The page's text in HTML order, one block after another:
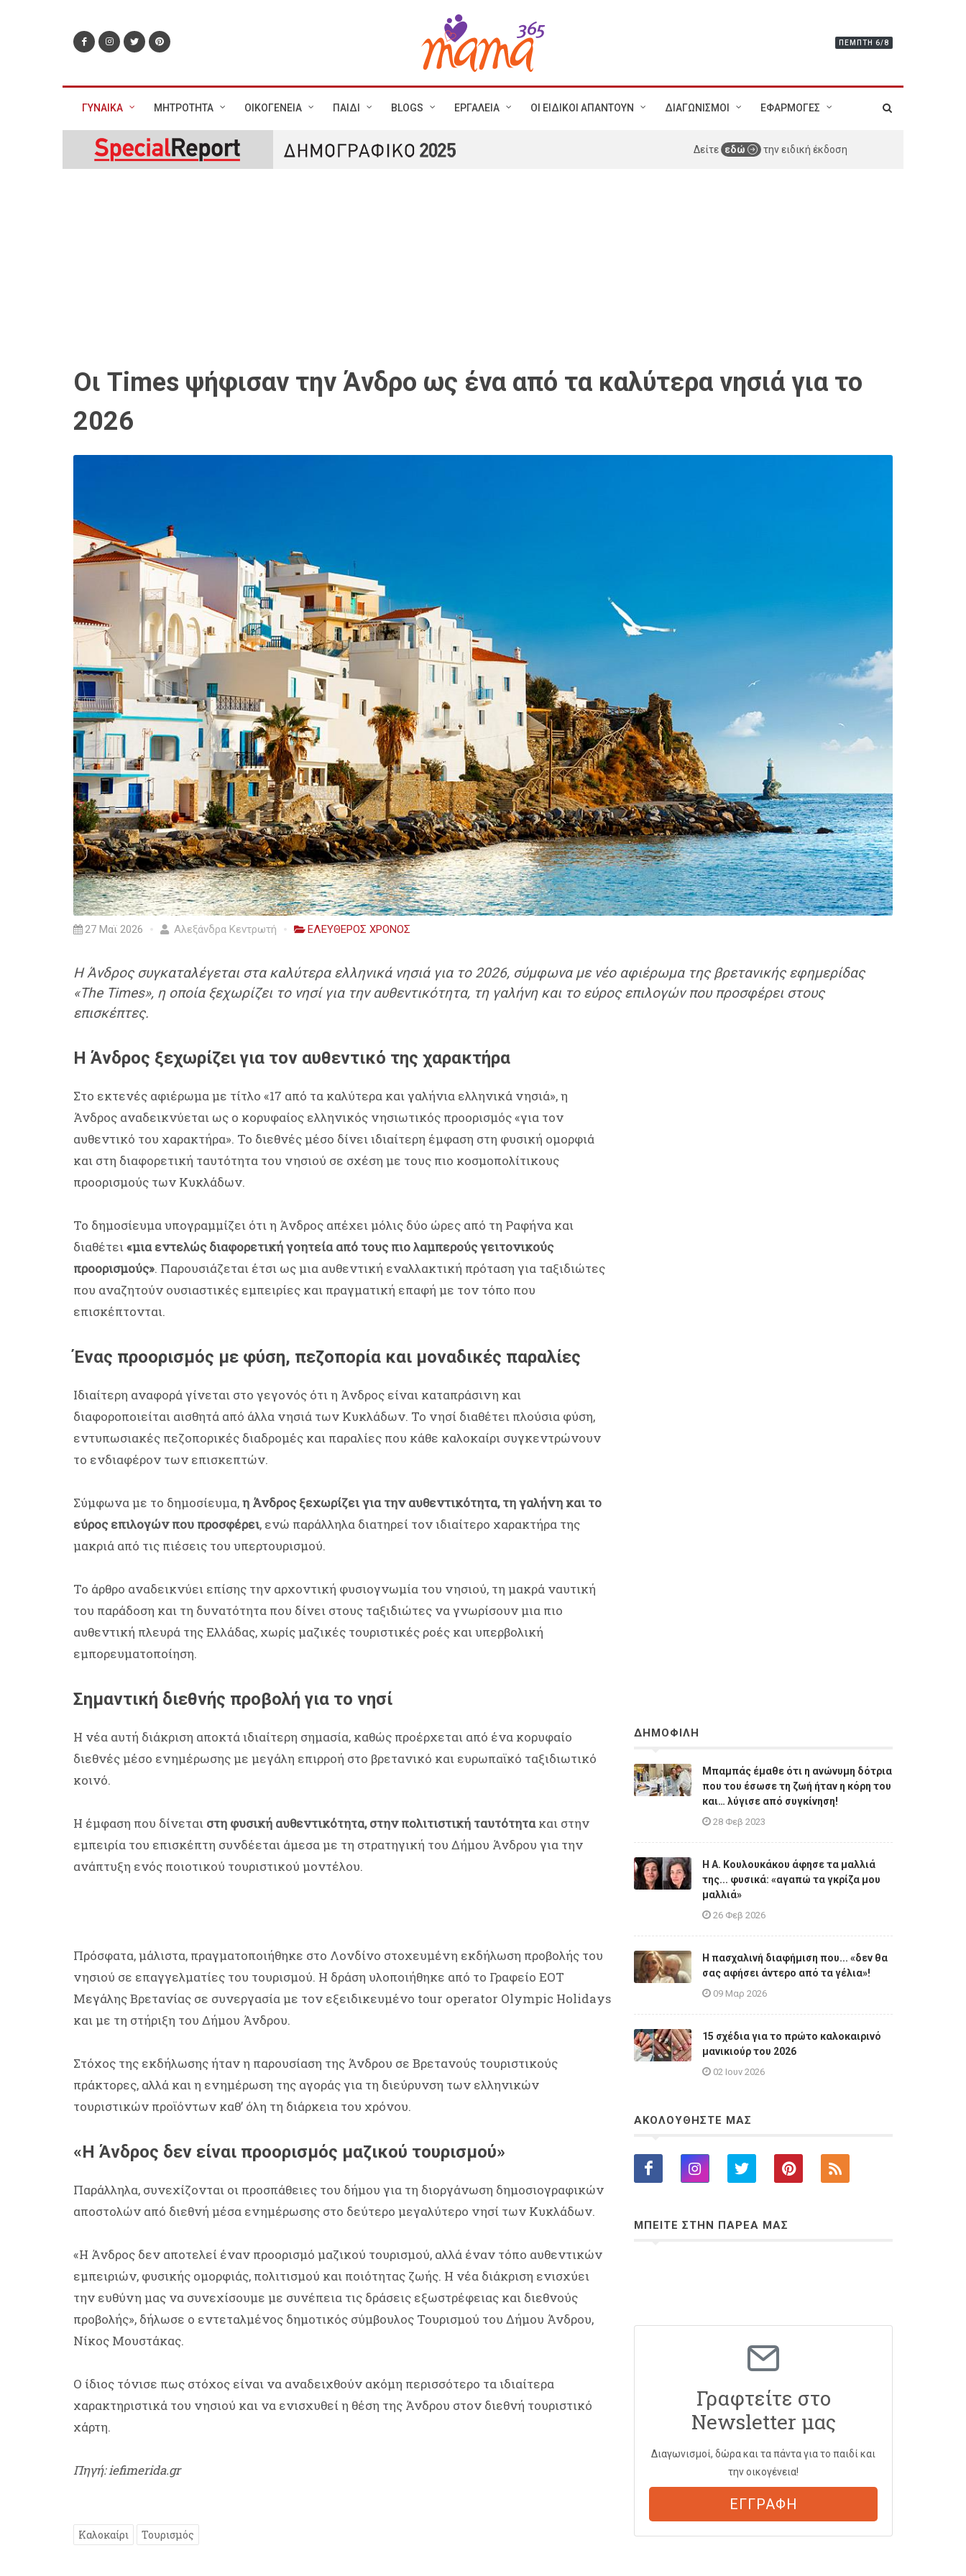
ΠΈΜΠΤΗ 6/8
ΓΥΝΑΙΚΑ ΜΗΤΡΟΤΗΤΑ ΟΙΚΟΓΕΝΕΙΑ ΠΑΙΔΙ BLOGS ΕΡΓΑΛΕΙΑ ΟΙ ΕΙΔΙΚΟΙ ΑΠΑΝΤΟΥΝ ΔΙΑΓΩΝΙΣΜΟΙ ΕΦΑΡΜΟΓΕΣ
Δείτε εδώ την ειδική έκδοση
Οι Times ψήφισαν την Άνδρο ως ένα από τα καλύτερα νησιά για το
2026
27 Μαϊ 2026 Αλεξάνδρα Κεντρωτή ΕΛΕΥΘΕΡΟΣ ΧΡΟΝΟΣ
Η Άνδρος συγκαταλέγεται στα καλύτερα ελληνικά νησιά για το 2026, σύμφωνα με νέο αφιέρωμα της βρετανικής εφημερίδας
«The Times», η οποία ξεχωρίζει το νησί για την αυθεντικότητα, τη γαλήνη και το εύρος επιλογών που προσφέρει στους
επισκέπτες.
Η Άνδρος ξεχωρίζει για τον αυθεντικό της χαρακτήρα
Στο εκτενές αφιέρωμα με τίτλο «17 από τα καλύτερα και γαλήνια ελληνικά νησιά», η
Άνδρος αναδεικνύεται ως ο κορυφαίος ελληνικός νησιωτικός προορισμός «για τον
αυθεντικό του χαρακτήρα». Το διεθνές μέσο δίνει ιδιαίτερη έμφαση στη φυσική ομορφιά
και στη διαφορετική ταυτότητα του νησιού σε σχέση με τους πιο κοσμοπολίτικους
προορισμούς των Κυκλάδων.
Το δημοσίευμα υπογραμμίζει ότι η Άνδρος απέχει μόλις δύο ώρες από τη Ραφήνα και
διαθέτει«μια εντελώς διαφορετική γοητεία από τους πιο λαμπερούς γειτονικούς
προορισμούς». Παρουσιάζεται έτσι ως μια αυθεντική εναλλακτική πρόταση για ταξιδιώτες
που αναζητούν ουσιαστικές εμπειρίες και πραγματική επαφή με τον τόπο που
επισκέπτονται.
Ένας προορισμός με φύση, πεζοπορία και μοναδικές παραλίες
Ιδιαίτερη αναφορά γίνεται στο γεγονός ότι η Άνδρος είναι καταπράσινη και
διαφοροποιείται αισθητά από άλλα νησιά των Κυκλάδων. Το νησί διαθέτει πλούσια φύση,
εντυπωσιακές πεζοπορικές διαδρομές και παραλίες που κάθε καλοκαίρι συγκεντρώνουν
το ενδιαφέρον των επισκεπτών.
Σύμφωνα με το δημοσίευμα,η Άνδρος ξεχωρίζει για την αυθεντικότητα, τη γαλήνη και το
εύρος επιλογών που προσφέρει, ενώ παράλληλα διατηρεί τον ιδιαίτερο χαρακτήρα της
μακριά από τις πιέσεις του υπερτουρισμού.
Το άρθρο αναδεικνύει επίσης την αρχοντική φυσιογνωμία του νησιού, τη μακρά ναυτική
του παράδοση και τη δυνατότητα που δίνει στους ταξιδιώτες να γνωρίσουν μια πιο
αυθεντική πλευρά της Ελλάδας, χωρίς μαζικές τουριστικές ροές και υπερβολική
εμπορευματοποίηση.
Σημαντική διεθνής προβολή για το νησί
Η νέα αυτή διάκριση αποκτά ιδιαίτερη σημασία, καθώς προέρχεται από ένα κορυφαίο
διεθνές μέσο ενημέρωσης με μεγάλη επιρροή στο βρετανικό και ευρωπαϊκό ταξιδιωτικό
κοινό.
Η έμφαση που δίνεται στη φυσική αυθεντικότητα, στην πολιτιστική ταυτότητακαι στην
εμπειρία του επισκέπτη συνδέεται άμεσα με τη στρατηγική του Δήμου Άνδρου για την
ανάπτυξη ενός ποιοτικού τουριστικού μοντέλου.
Πρόσφατα, μάλιστα, πραγματοποιήθηκε στο Λονδίνο στοχευμένη εκδήλωση προβολής του
νησιού σε επαγγελματίες του τουρισμού. Η δράση υλοποιήθηκε από το Γραφείο ΕΟΤ
Μεγάλης Βρετανίας σε συνεργασία με τον εξειδικευμένο tour operator Olympic Holidays
και με τη στήριξη του Δήμου Άνδρου.
Στόχος της εκδήλωσης ήταν η παρουσίαση της Άνδρου σε Βρετανούς τουριστικούς
πράκτορες, αλλά και η ενημέρωση της αγοράς για τη διεύρυνση των ελληνικών
τουριστικών προϊόντων καθ’ όλη τη διάρκεια του χρόνου.
«Η Άνδρος δεν είναι προορισμός μαζικού τουρισμού»
Παράλληλα, συνεχίζονται οι προσπάθειες του δήμου για τη διοργάνωση δημοσιογραφικών
αποστολών από διεθνή μέσα ενημέρωσης στο δεύτερο μεγαλύτερο νησί των Κυκλάδων.
«Η Άνδρος δεν αποτελεί έναν προορισμό μαζικού τουρισμού, αλλά έναν τόπο αυθεντικών
εμπειριών, φυσικής ομορφιάς, πολιτισμού και ποιότητας ζωής. Η νέα διάκριση ενισχύει
την ευθύνη μας να συνεχίσουμε με συνέπεια τις δράσεις εξωστρέφειας και διεθνούς
προβολής», δήλωσε ο εντεταλμένος δημοτικός σύμβουλος Τουρισμού του Δήμου Άνδρου,
Νίκος Μουστάκας.
Ο ίδιος τόνισε πως στόχος είναι να αναδειχθούν ακόμη περισσότερο τα ιδιαίτερα
χαρακτηριστικά του νησιού και να ενισχυθεί η θέση της Άνδρου στον διεθνή τουριστικό
χάρτη.
Πηγή: iefimerida.gr
Καλοκαίρι Τουρισμός
ΔΗΜΟΦΙΛΗ
Μπαμπάς έμαθε ότι η ανώνυμη δότρια
που του έσωσε τη ζωή ήταν η κόρη του
και… λύγισε από συγκίνηση!
28 Φεβ 2023
Η A. Κουλουκάκου άφησε τα μαλλιά
της... φυσικά: «αγαπώ τα γκρίζα μου
μαλλιά»
26 Φεβ 2026
Η πασχαλινή διαφήμιση που... «δεν θα
σας αφήσει άντερο από τα γέλια»!
09 Μαρ 2026
15 σχέδια για το πρώτο καλοκαιρινό
μανικιούρ του 2026
02 Ιουν 2026
ΑΚΟΛΟΥΘΗΣΤΕ ΜΑΣ
ΜΠΕΙΤΕ ΣΤΗΝ ΠΑΡΕΑ ΜΑΣ
Γραφτείτε στο
Newsletter μας
Διαγωνισμοί, δώρα και τα πάντα για το παιδί και
την οικογένεια!
ΕΓΓΡΑΦΗ